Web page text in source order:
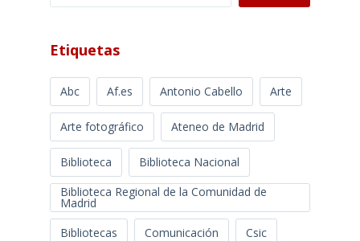
Etiquetas
Abc Af.es Antonio Cabello Arte
Arte fotográfico Ateneo de Madrid
Biblioteca
Biblioteca Nacional
Biblioteca Regional de la Comunidad de
Madrid
Bibliotecas
Comunicación Csic